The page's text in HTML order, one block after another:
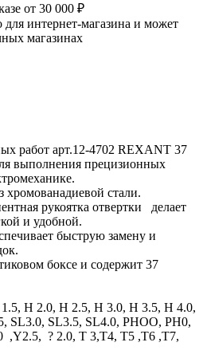
от 30 000 ₽
для интернет-магазина и может
магазинах
работ арт.12-4702 REXANT 37
выполнения прецизионных
стали.
рукоятка отвертки делает
и удобной.
быструю замену и
боксе и содержит 37
H 2.0, H 2.5, H 3.0, H 3.5, H 4.0,
SL3.0, SL3.5, SL4.0, PHOO, PH0,
,Y2.5, ? 2.0, Т 3,Т4, T5 ,T6 ,T7,